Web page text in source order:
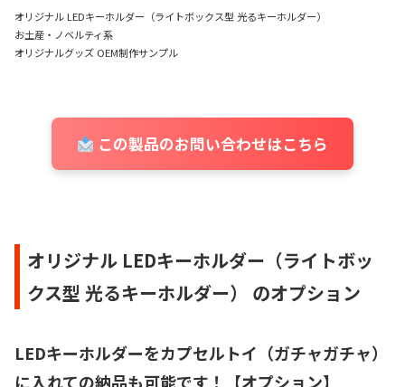
オリジナル LEDキーホルダー（ライトボックス型 光るキーホルダー）
お土産・ノベルティ系
オリジナルグッズ OEM制作サンプル
この製品のお問い合わせはこちら
オリジナル LEDキーホルダー（ライトボッ
クス型 光るキーホルダー） のオプション
LEDキーホルダーをカプセルトイ（ガチャガチャ）
に入れての納品も可能です！【オプション】